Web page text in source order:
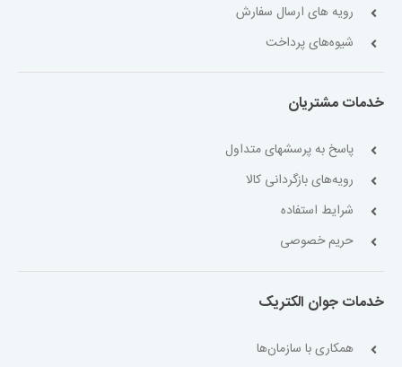
رویه های ارسال سفارش
شیوه‌های پرداخت
خدمات مشتریان
پاسخ به پرسشهای متداول
رویه‌های بازگردانی کالا
شرایط استفاده
حریم خصوصی
خدمات جوان الکتریک
همکاری با سازمان‌ها